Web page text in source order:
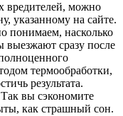
вредителей, можно
указанному на сайте.
понимаем, насколько
выезжают сразу после
термообработки,
результата.
вы сэкономите
как страшный сон.